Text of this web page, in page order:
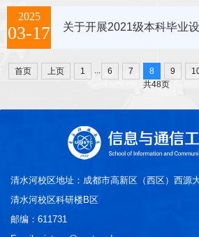
2025
03-17
首页 上页 1 ... 6 7 8 9
共48页
清水河校区地址：成都市高新区（西区）西源
清水河校区科研楼B区
邮编：611731